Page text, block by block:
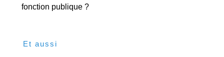
fonction publique ?
Et aussi